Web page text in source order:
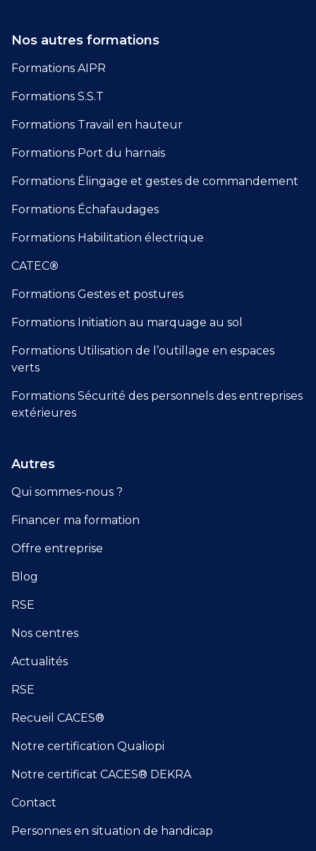
Nos autres formations
Formations AIPR
Formations S.S.T
Formations Travail en hauteur
Formations Port du harnais
Formations Élingage et gestes de commandement
Formations Échafaudages
Formations Habilitation électrique
CATEC®
Formations Gestes et postures
Formations Initiation au marquage au sol
Formations Utilisation de l’outillage en espaces
verts
Formations Sécurité des personnels des entreprises
extérieures
Autres
Qui sommes-nous ?
Financer ma formation
Offre entreprise
Blog
RSE
Nos centres
Actualités
RSE
Recueil CACES®
Notre certification Qualiopi
Notre certificat CACES® DEKRA
Contact
Personnes en situation de handicap